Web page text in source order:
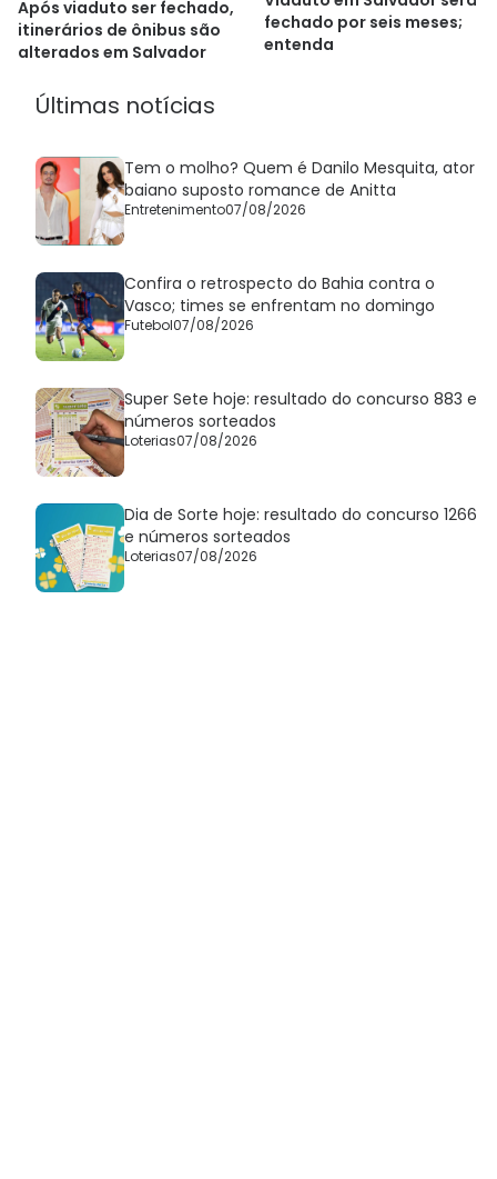
Após viaduto ser fechado,
itinerários de ônibus são
alterados em Salvador
fechado por seis meses;
entenda
Últimas notícias
Tem o molho? Quem é Danilo Mesquita, ator
baiano suposto romance de Anitta
Entretenimento07/08/2026
Confira o retrospecto do Bahia contra o
Vasco; times se enfrentam no domingo
Futebol07/08/2026
Super Sete hoje: resultado do concurso 883 e
números sorteados
Loterias07/08/2026
Dia de Sorte hoje: resultado do concurso 1266
e números sorteados
Loterias07/08/2026